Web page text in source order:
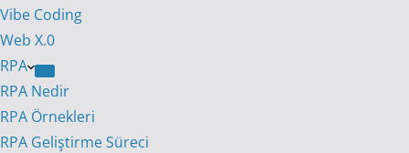
Vibe Coding
Web X.0
RPA
RPA Nedir
RPA Örnekleri
RPA Geliştirme Süreci